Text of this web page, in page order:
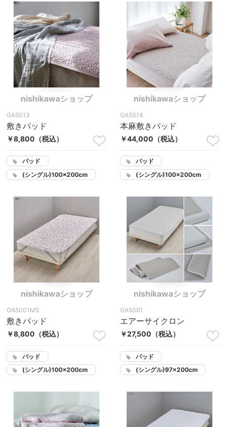
nishikawaショップ
GA5013
敷きパッド
￥8,800 （税込）
パッド
(シングル)100×200cm
nishikawaショップ
GA5014
本麻敷きパッド
￥44,000 （税込）
パッド
(シングル)100×200cm
nishikawaショップ
GA5001MS
敷きパッド
￥8,800 （税込）
パッド
(シングル)100×200cm
nishikawaショップ
GA5061
エアーサイクロン
￥27,500 （税込）
パッド
(シングル)97×200cm